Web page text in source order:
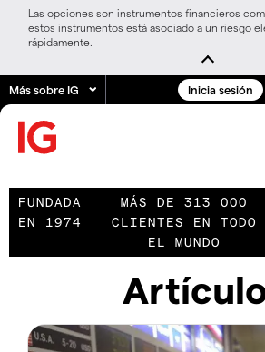
Las opciones son instrumentos financieros
estos instrumentos está asociado a un riesgo
rápidamente.
Más sobre IG Inicia sesión
FUNDADA
EN 1974
MÁS DE 313 000
CLIENTES EN TODO
EL MUNDO